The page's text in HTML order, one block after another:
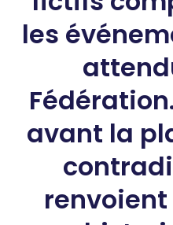
les
avant la